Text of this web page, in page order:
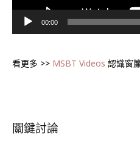
00:00
看更多 >> MSBT Videos 認識窗
關鍵討論